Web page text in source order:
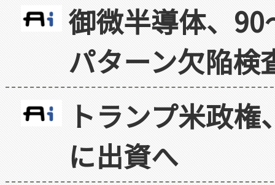
御微半導体、
パターン欠陥検
トランプ米政
に出資へ